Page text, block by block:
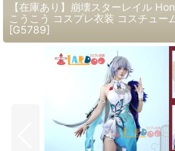
【在庫あり】崩壊スターレイル
こうこう コスプレ衣装 コスチュー
[G5789]